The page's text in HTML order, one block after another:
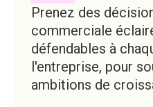
Prenez des
commerciale
défendables à
l'entreprise, pour
ambitions de